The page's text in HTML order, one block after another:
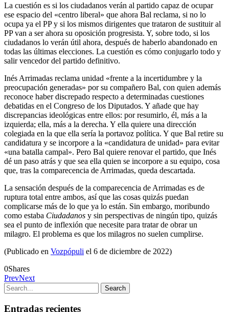
La cuestión es si los ciudadanos verán al partido capaz de ocupar
ese espacio del «centro liberal» que ahora Bal reclama, si no lo
ocupa ya el PP y si los mismos dirigentes que trataron de sustituir al
PP van a ser ahora su oposición progresista. Y, sobre todo, si los
ciudadanos lo verán útil ahora, después de haberlo abandonado en
todas las últimas elecciones. La cuestión es cómo conjugarlo todo y
salir vencedor del partido definitivo.
Inés Arrimadas reclama unidad «frente a la incertidumbre y la
preocupación generadas» por su compañero Bal, con quien además
reconoce haber discrepado respecto a determinadas cuestiones
debatidas en el Congreso de los Diputados. Y añade que hay
discrepancias ideológicas entre ellos: por resumirlo, él, más a la
izquierda; ella, más a la derecha. Y ella quiere una dirección
colegiada en la que ella sería la portavoz política. Y que Bal retire su
candidatura y se incorpore a la «candidatura de unidad» para evitar
«una batalla campal». Pero Bal quiere renovar el partido, que Inés
dé un paso atrás y que sea ella quien se incorpore a su equipo, cosa
que, tras la comparecencia de Arrimadas, queda descartada.
La sensación después de la comparecencia de Arrimadas es de
ruptura total entre ambos, así que las cosas quizás puedan
complicarse más de lo que ya lo están. Sin embargo, moribundo
como estaba Ciudadanos y sin perspectivas de ningún tipo, quizás
sea el punto de inflexión que necesite para tratar de obrar un
milagro. El problema es que los milagros no suelen cumplirse.
(Publicado en Vozpópuli el 6 de diciembre de 2022)
0Shares
PrevNext
Entradas recientes